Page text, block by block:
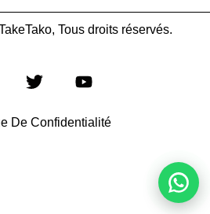
Tous droits réservés.
De Confidentialité